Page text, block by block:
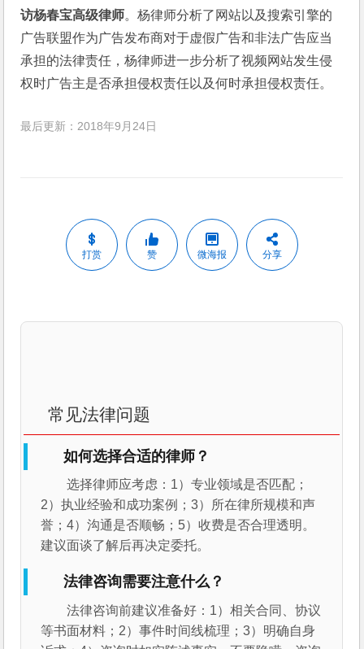
访杨春宝高级律师。杨律师分析了网站以及搜索引擎的
广告联盟作为广告发布商对于虚假广告和非法广告应当
承担的法律责任，杨律师进一步分析了视频网站发生侵
权时广告主是否承担侵权责任以及何时承担侵权责任。
最后更新：2018年9月24日
打赏 赞 微海报 分享
常见法律问题
如何选择合适的律师？
选择律师应考虑：1）专业领域是否匹配；
2）执业经验和成功案例；3）所在律所规模和声
誉；4）沟通是否顺畅；5）收费是否合理透明。
建议面谈了解后再决定委托。
法律咨询需要注意什么？
法律咨询前建议准备好：1）相关合同、协议
等书面材料；2）事件时间线梳理；3）明确自身